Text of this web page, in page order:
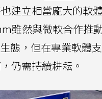
建立相當龐大的軟
雖然與微軟合作推
態，但在專業軟體
仍需持續耕耘。